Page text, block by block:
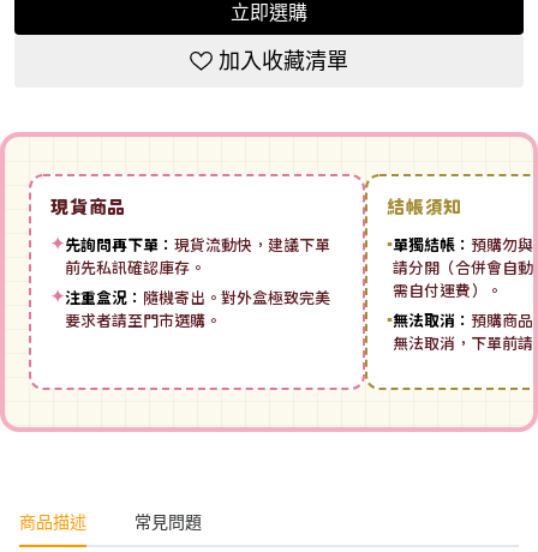
立即選購
加入收藏清單
現貨商品
✦先詢問再下單： 現貨流動快，建議下單
前先私訊確認庫存。
✦注重盒況： 隨機寄出。對外盒極致完美
要求者請至門市選購。
結帳須知
▪單獨結帳： 預購勿與
請分開（合併會自
需自付運費）。
▪無法取消： 預購商品
無法取消，下單前
商品描述 常見問題